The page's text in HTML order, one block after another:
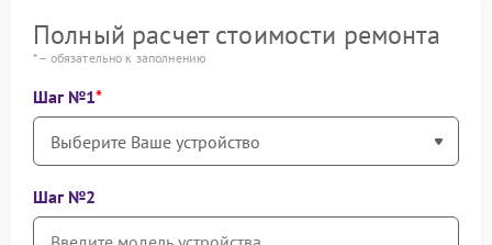
Полный расчет стоимости ремонта
* – обязательно к заполнению
Шаг №1
Шаг №2